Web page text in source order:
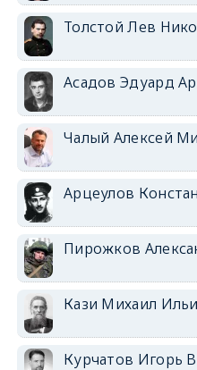
Толстой Лев
Асадов Эдуард
Чалый Алексей
Арцеулов
Пирожков
Кази Михаил
Курчатов Игорь